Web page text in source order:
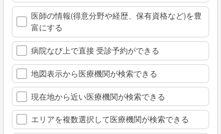
医師の情報(得意分野や経歴、保有資格など)を豊
富にする
病院なび上で直接 受診予約ができる
地図表示から医療機関が検索できる
現在地から近い医療機関が検索できる
エリアを複数選択して医療機関が検索できる